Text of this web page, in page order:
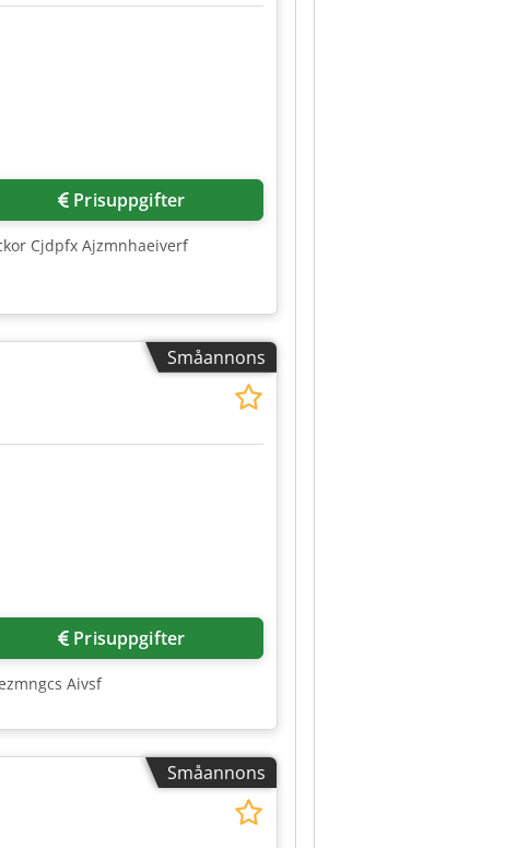
Prisuppgifter
Cjdpfx Ajzmnhaeiverf
Småannons
Prisuppgifter
Aivsf
Småannons